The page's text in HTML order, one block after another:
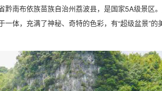
南布依族苗族自治州荔波县，是国家5A级景区
体，充满了神秘、奇特的色彩，有“超级盆景”的